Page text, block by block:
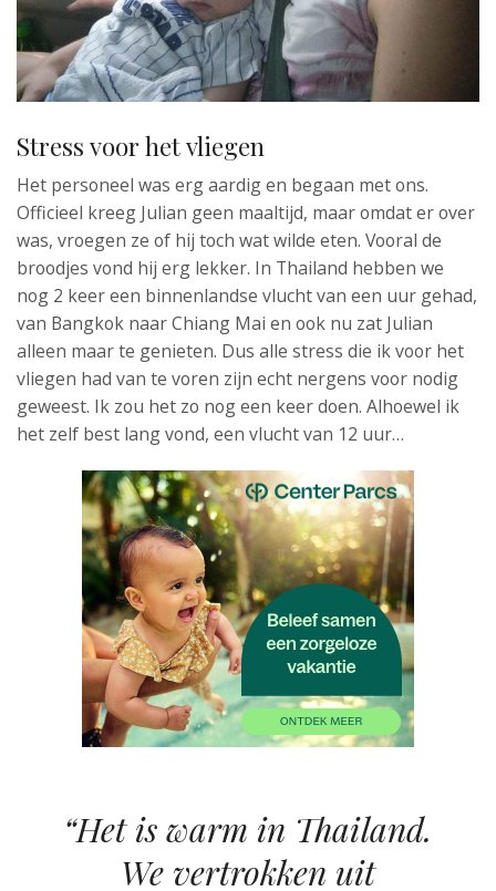
Stress voor het vliegen
Het personeel was erg aardig en begaan met ons.
Officieel kreeg Julian geen maaltijd, maar omdat er over
was, vroegen ze of hij toch wat wilde eten. Vooral de
broodjes vond hij erg lekker. In Thailand hebben we
nog 2 keer een binnenlandse vlucht van een uur gehad,
van Bangkok naar Chiang Mai en ook nu zat Julian
alleen maar te genieten. Dus alle stress die ik voor het
vliegen had van te voren zijn echt nergens voor nodig
geweest. Ik zou het zo nog een keer doen. Alhoewel ik
het zelf best lang vond, een vlucht van 12 uur…
“Het is warm in Thailand.
We vertrokken uit